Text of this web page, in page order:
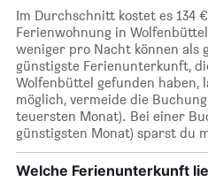
Im Durchschnitt kostet es 134
Ferienwohnung in
weniger pro Nacht können als
günstigste Ferienunterkunft,
Wolfenbüttel gefunden haben,
möglich, vermeide die
teuersten Monat). Bei einer
günstigsten Monat) sparst du
Welche Ferienunterkunft